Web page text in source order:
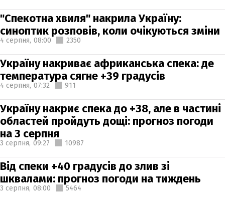
"Спекотна хвиля" накрила Україну:
синоптик розповів, коли очікуються зміни
4 серпня, 08:00 2350
Україну накриває африканська спека: де
температура сягне +39 градусів
4 серпня, 07:32 911
Україну накриє спека до +38, але в частині
областей пройдуть дощі: прогноз погоди
на 3 серпня
3 серпня, 09:27 10987
Від спеки +40 градусів до злив зі
шквалами: прогноз погоди на тиждень
3 серпня, 08:00 5464